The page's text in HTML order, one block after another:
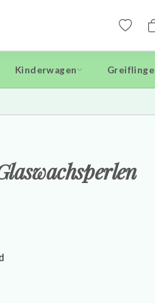
Kinderwagen Greiflinge